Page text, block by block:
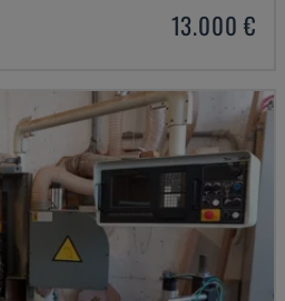
13.000 €